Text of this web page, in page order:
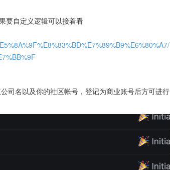
要自定义逻辑可以接着看
司名以及你的社区帐号，登记为商业账号后方可进行